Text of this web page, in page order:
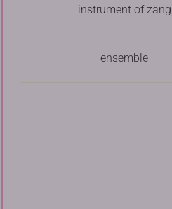
instrument of zang
ensemble